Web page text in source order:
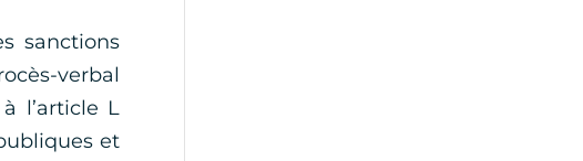
sanctions
verbal
l’article L
et